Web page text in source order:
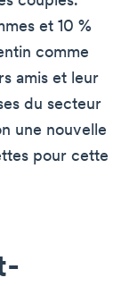
et 10 %
comme
amis et leur
du secteur
une nouvelle
pour cette